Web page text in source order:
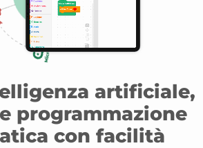
artificiale,
programmazione
con facilità